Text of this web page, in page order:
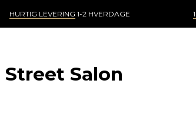
HURTIG LEVERING 1-2 HVERDAGE
Street Salon